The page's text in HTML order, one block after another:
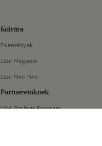
×
Kultúra
Események
Libri Magazin
Libri Mini Polc
Partnereinknek
Libri Partner Program